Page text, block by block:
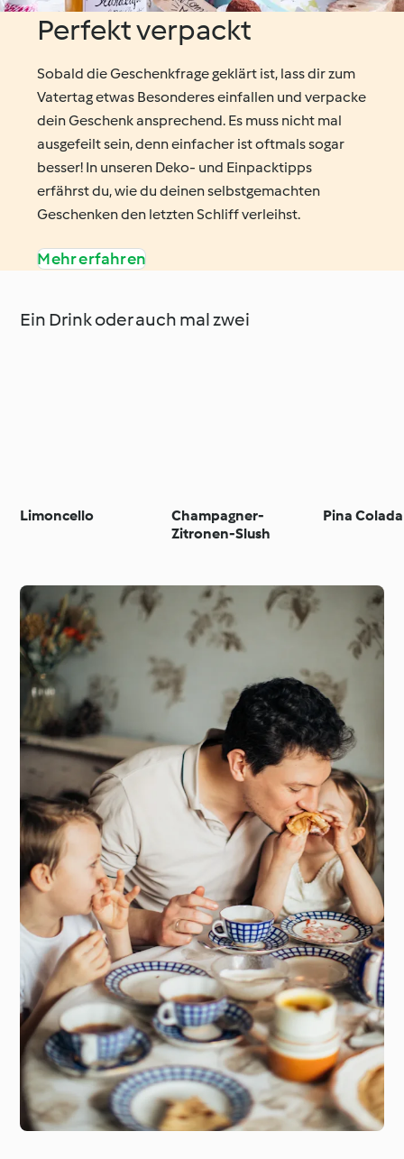
Perfekt verpackt
Sobald die Geschenkfrage geklärt ist, lass dir zum
Vatertag etwas Besonderes einfallen und verpacke
dein Geschenk ansprechend. Es muss nicht mal
ausgefeilt sein, denn einfacher ist oftmals sogar
besser! In unseren Deko- und Einpacktipps
erfährst du, wie du deinen selbstgemachten
Geschenken den letzten Schliff verleihst.
Mehr erfahren
Ein Drink oder auch mal zwei
Limoncello
Champagner-
Zitronen-Slush
Pina Colada